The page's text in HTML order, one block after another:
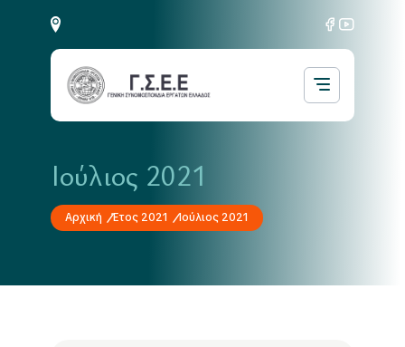
Ιούλιος 2021
Αρχική Έτος 2021 Ιούλιος 2021